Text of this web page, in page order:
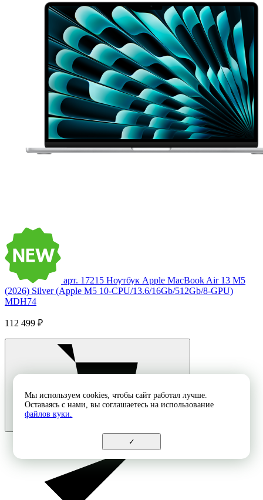
арт. 17215 Ноутбук Apple MacBook Air 13 M5
(2026) Silver (Apple M5 10-CPU/13.6/16Gb/512Gb/8-GPU)
MDH74
112 499 ₽
Мы используем cookies, чтобы сайт работал лучше.
Оставаясь с нами, вы соглашаетесь на использование
файлов куки.
✓